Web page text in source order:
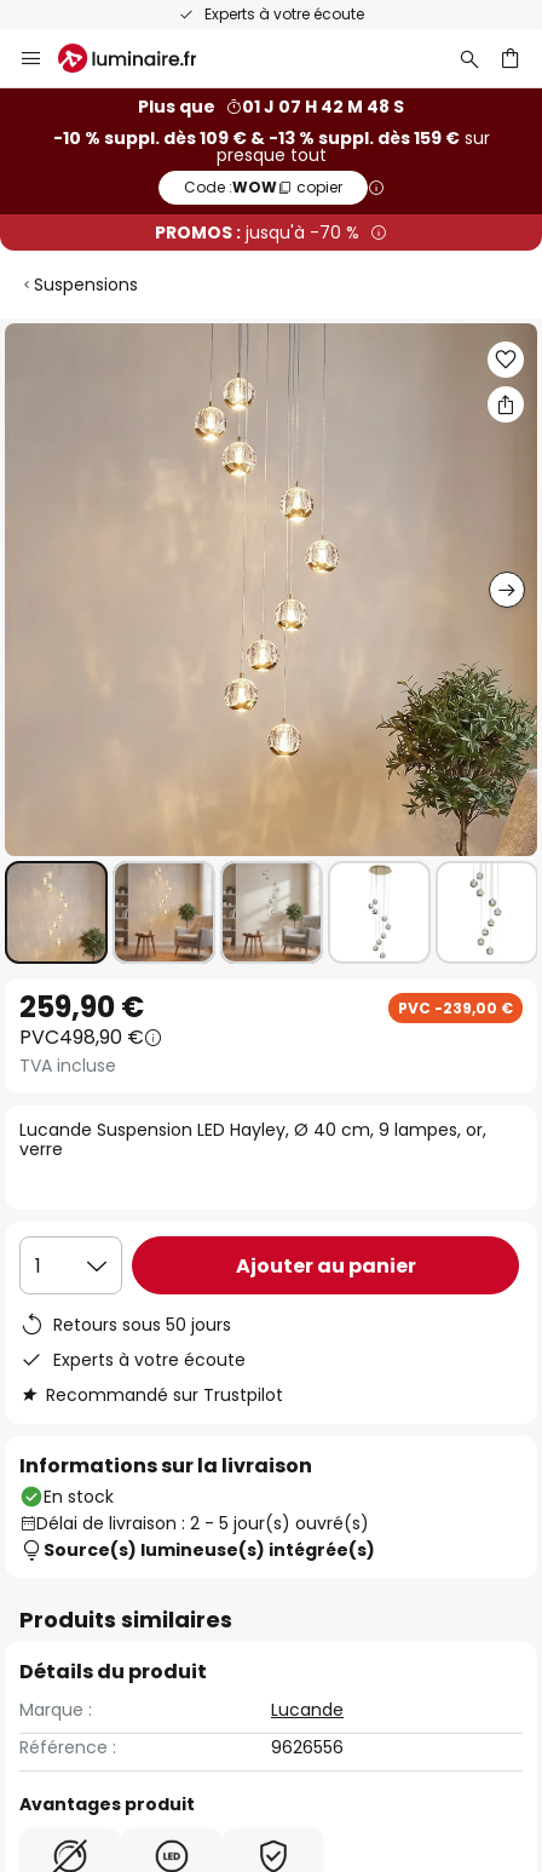
Recommandé sur Trustpilot
Allez
au
Plus que
01 J 07 H 42 M 47 S
-10 % suppl. dès 109 € & -13 % suppl. dès 159 €sur
presque tout
Code :WOW copier
PROMOS : jusqu'à -70 %
Suspensions
Skip
to
the
beginning
the
images
Lucande Suspension LED Hayley, Ø 40 cm, 9 lampes, or,
verre
259,90 € PVC -239,00 €
PVC498,90 €
TVA incluse
1 Ajouter au panier
Retours sous 50 jours
Experts à votre écoute
Recommandé sur Trustpilot
Informations sur la livraison
En stock
Délai de livraison : 2 - 5 jour(s) ouvré(s)
Source(s) lumineuse(s) intégrée(s)
Produits similaires
Détails du produit
Marque :
Lucande
Référence :
9626556
Avantages produit